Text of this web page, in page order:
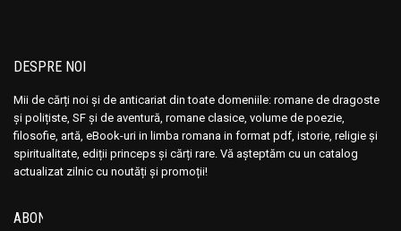
Anatole France
Anatolie Panis
Anca Dan
Andocide
Anatole France
Anatolie Panis
Anca Dan
Andocide
DESPRE NOI
Mii de cărți noi și de anticariat din toate domeniile: romane de dragoste
și polițiste, SF și de aventură, romane clasice, volume de poezie,
filosofie, artă, eBook-uri in limba romana in format pdf, istorie, religie și
spiritualitate, ediții princeps și cărți rare. Vă așteptăm cu un catalog
actualizat zilnic cu noutăți și promoții!
ABONEAZĂ-TE LA NEWSLETTER